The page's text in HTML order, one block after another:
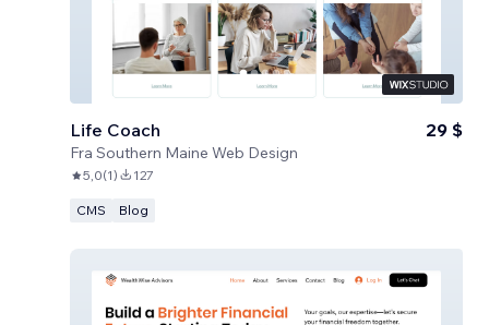
Life Coach
Fra Southern Maine Web Design
29 $
5,0(1) 127
CMS Blog